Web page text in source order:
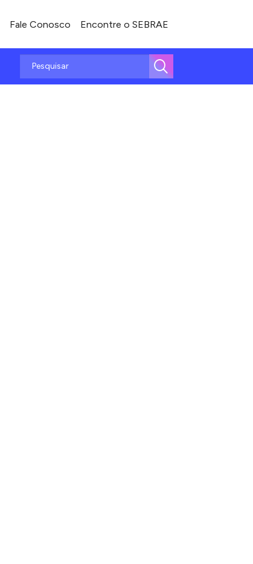
Fale Conosco Encontre o SEBRAE